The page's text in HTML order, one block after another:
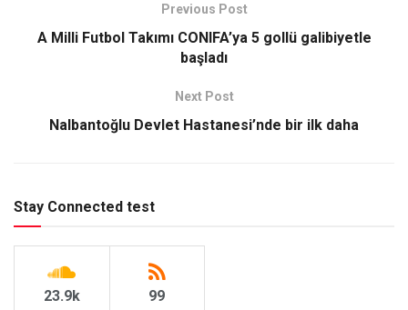
Previous Post
A Milli Futbol Takımı CONIFA’ya 5 gollü galibiyetle
başladı
Next Post
Nalbantoğlu Devlet Hastanesi’nde bir ilk daha
Stay Connected test
23.9k 99